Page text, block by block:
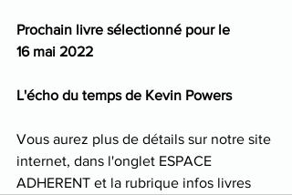
Prochain livre sélectionné pour le
16 mai 2022
L'écho du temps de Kevin Powers
Vous aurez plus de détails sur notre site
internet, dans l'onglet ESPACE
ADHERENT et la rubrique infos livres